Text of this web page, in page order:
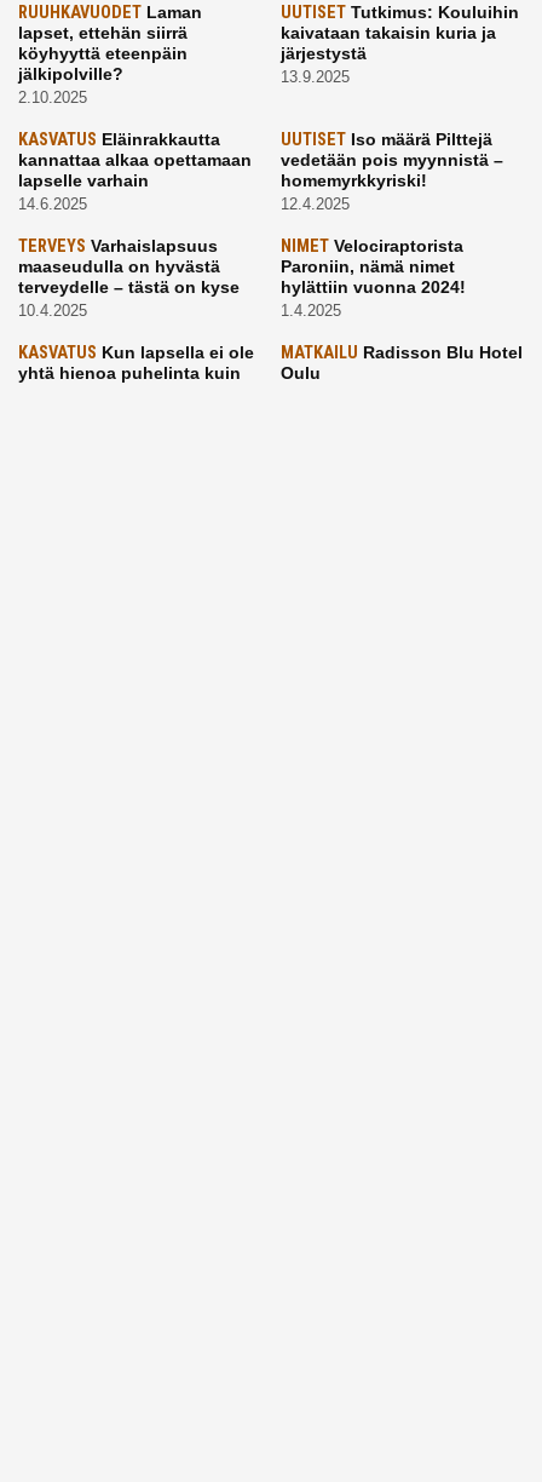
RUUHKAVUODET Laman
lapset, ettehän siirrä
köyhyyttä eteenpäin
jälkipolville?
2.10.2025
UUTISETTutkimus: Kouluihin
kaivataan takaisin kuria ja
järjestystä
13.9.2025
KASVATUS Eläinrakkautta
kannattaa alkaa opettamaan
lapselle varhain
14.6.2025
UUTISETIso määrä Pilttejä
vedetään pois myynnistä –
homemyrkkyriski!
12.4.2025
TERVEYS Varhaislapsuus
maaseudulla on hyvästä
terveydelle – tästä on kyse
10.4.2025
NIMETVelociraptorista
Paroniin, nämä nimet
hylättiin vuonna 2024!
1.4.2025
KASVATUS Kun lapsella ei ole
yhtä hienoa puhelinta kuin
MATKAILU Radisson Blu Hotel
Oulu